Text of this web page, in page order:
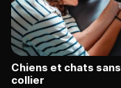
Chiens et chats sans
collier